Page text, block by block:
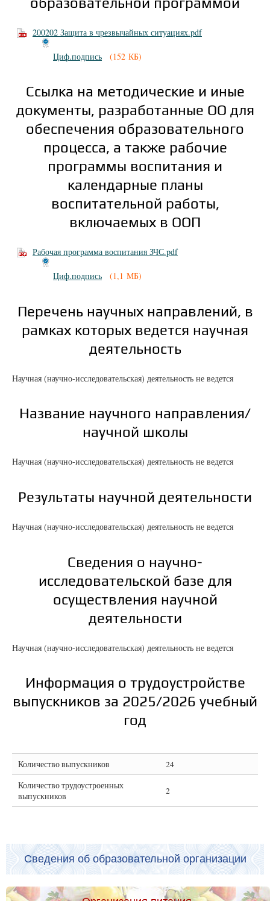
200202 Защита в чрезвычайных ситуациях.pdf
Циф.подпись (152 КБ)
Ссылка на методические и иные
документы, разработанные ОО для
обеспечения образовательного
процесса, а также рабочие
программы воспитания и
календарные планы
воспитательной работы,
включаемых в ООП
Рабочая программа воспитания ЗЧС.pdf
Циф.подпись (1,1 МБ)
Перечень научных направлений, в
рамках которых ведется научная
деятельность
Научная (научно-исследовательская) деятельность не ведется
Название научного направления/
научной школы
Научная (научно-исследовательская) деятельность не ведется
Результаты научной деятельности
Научная (научно-исследовательская) деятельность не ведется
Сведения о научно-
исследовательской базе для
осуществления научной
деятельности
Научная (научно-исследовательская) деятельность не ведется
Информация о трудоустройстве
выпускников за 2025/2026 учебный
год
Количество выпускников
24
Количество трудоустроенных
выпускников
2
Сведения об образовательной организации